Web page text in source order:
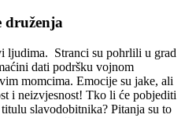
druženja
ljudima. Stranci su pohrlili u grad
dati podršku vojnom
momcima. Emocije su jake, ali
i neizvjesnost! Tko li će pobjediti
slavodobitnika? Pitanja su to